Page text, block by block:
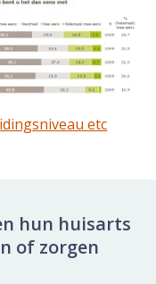
etc
hun huisarts
of zorgen